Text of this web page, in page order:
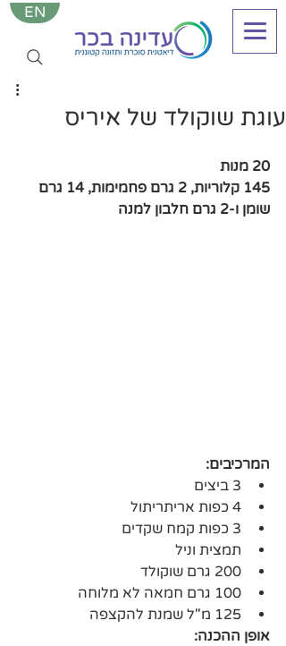
EN
עוגת שוקולד של איריס
20 מנות
145 קלוריות, 2 גרם פחמימות, 14 גרם
שומן ו-2 גרם חלבון למנה
המרכיבים:
3 ביצים
4 כפות אריתריתול
3 כפות קמח שקדים
תמצית וניל
200 גרם שוקולד
100 גרם חמאה לא מלוחה
125 מ"ל שמנת להקצפה
אופן ההכנה: